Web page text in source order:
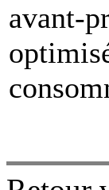
avant-